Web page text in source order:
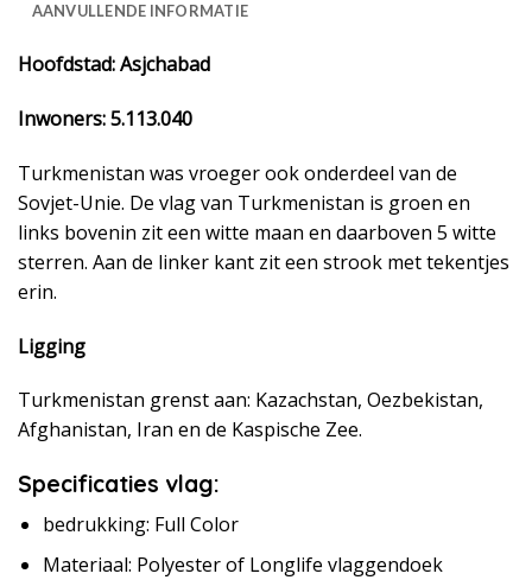
AANVULLENDE INFORMATIE
Hoofdstad: Asjchabad
Inwoners: 5.113.040
Turkmenistan was vroeger ook onderdeel van de
Sovjet-Unie. De vlag van Turkmenistan is groen en
links bovenin zit een witte maan en daarboven 5 witte
sterren. Aan de linker kant zit een strook met tekentjes
erin.
Ligging
Turkmenistan grenst aan: Kazachstan, Oezbekistan,
Afghanistan, Iran en de Kaspische Zee.
Specificaties vlag:
bedrukking: Full Color
Materiaal: Polyester of Longlife vlaggendoek